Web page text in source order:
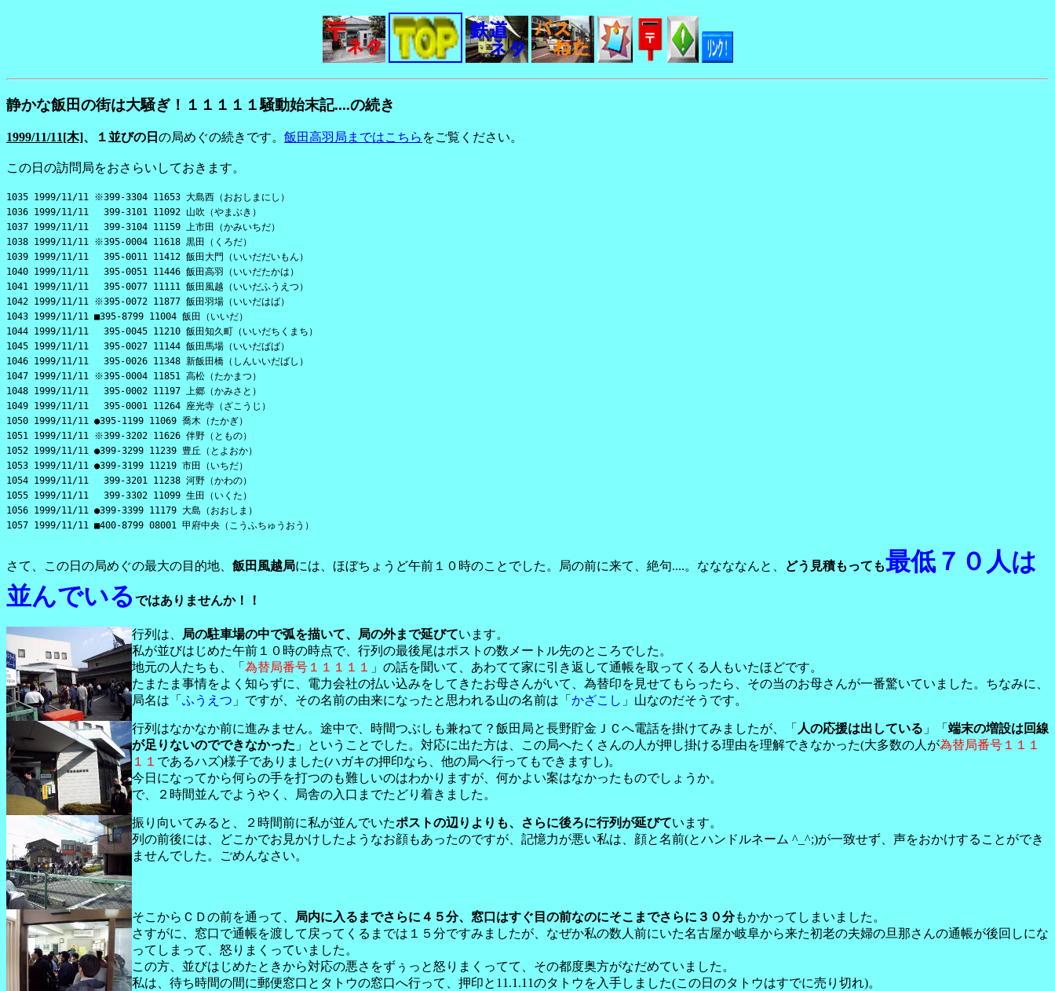
静かな飯田の街は大騒ぎ！１１１１１騒動始末記....の続き
1999/11/11[木]、１並びの日 の局めぐの続きです。 飯田高羽局まではこちら をご覧ください。
この日の訪問局をおさらいしておきます。
1035 1999/11/11 ※399-3304 11653 大島西（おおしまにし）
1036 1999/11/11 399-3101 11092 山吹（やまぶき）
1037 1999/11/11 399-3104 11159 上市田（かみいちだ）
1038 1999/11/11 ※395-0004 11618 黒田（くろだ）
1039 1999/11/11 395-0011 11412 飯田大門（いいだだいもん）
1040 1999/11/11 395-0051 11446 飯田高羽（いいだたかは）
1041 1999/11/11 395-0077 11111 飯田風越（いいだふうえつ）
1042 1999/11/11 ※395-0072 11877 飯田羽場（いいだはば）
1043 1999/11/11 ■395-8799 11004 飯田（いいだ）
1044 1999/11/11 395-0045 11210 飯田知久町（いいだちくまち）
1045 1999/11/11 395-0027 11144 飯田馬場（いいだばば）
1046 1999/11/11 395-0026 11348 新飯田橋（しんいいだばし）
1047 1999/11/11 ※395-0004 11851 高松（たかまつ）
1048 1999/11/11 395-0002 11197 上郷（かみさと）
1049 1999/11/11 395-0001 11264 座光寺（ざこうじ）
1050 1999/11/11 ●395-1199 11069 喬木（たかぎ）
1051 1999/11/11 ※399-3202 11626 伴野（ともの）
1052 1999/11/11 ●399-3299 11239 豊丘（とよおか）
1053 1999/11/11 ●399-3199 11219 市田（いちだ）
1054 1999/11/11 399-3201 11238 河野（かわの）
1055 1999/11/11 399-3302 11099 生田（いくた）
1056 1999/11/11 ●399-3399 11179 大島（おおしま）
1057 1999/11/11 ■400-8799 08001 甲府中央（こうふちゅうおう）
さて、この日の局めぐの最大の目的地、 飯田風越局には、ほぼちょうど午前１０時のことでした。局の前に来て、絶句....。ななななんと、 どう見積もっても最低７０人は
並んでいる ではありませんか！！
行列は、 局の駐車場の中で弧を描いて、局の外まで延びています。
私が並びはじめた午前１０時の時点で、行列の最後尾はポストの数メートル先のところでした。
地元の人たちも、「 為替局番号１１１１１ 」の話を聞いて、あわてて家に引き返して通帳を取ってくる人もいたほどです。
たまたま事情をよく知らずに、電力会社の払い込みをしてきたお母さんがいて、為替印を見せてもらったら、その当のお母さんが一番驚いていました。ちなみに、
局名は「 ふうえつ 」ですが、その名前の由来になったと思われる山の名前は「 かざこし 」山なのだそうです。
行列はなかなか前に進みません。途中で、時間つぶしも兼ねて？飯田局と長野貯金ＪＣへ電話を掛けてみましたが、「 人の応援は出している 」「 端末の増設は回線
が足りないのでできなかった 」ということでした。対応に出た方は、この局へたくさんの人が押し掛ける理由を理解できなかった(大多数の人が為替局番号１１１
１１ であるハズ)様子でありました(ハガキの押印なら、他の局へ行ってもできますし)。
今日になってから何らの手を打つのも難しいのはわかりますが、何かよい案はなかったものでしょうか。
で、２時間並んでようやく、局舎の入口までたどり着きました。
振り向いてみると、２時間前に私が並んでいたポストの辺りよりも、さらに後ろに行列が延びています。
列の前後には、どこかでお見かけしたようなお顔もあったのですが、記憶力が悪い私は、顔と名前(とハンドルネーム ^_^;)が一致せず、声をおかけすることができ
ませんでした。ごめんなさい。
そこからＣＤの前を通って、 局内に入るまでさらに４５分、窓口はすぐ目の前なのにそこまでさらに３０分もかかってしまいました。
さすがに、窓口で通帳を渡して戻ってくるまでは１５分ですみましたが、なぜか私の数人前にいた名古屋か岐阜から来た初老の夫婦の旦那さんの通帳が後回しにな
ってしまって、怒りまくっていました。
この方、並びはじめたときから対応の悪さをずぅっと怒りまくってて、その都度奥方がなだめていました。
私は、待ち時間の間に郵便窓口とタトウの窓口へ行って、押印と11.1.11のタトウを入手しました(この日のタトウはすでに売り切れ)。